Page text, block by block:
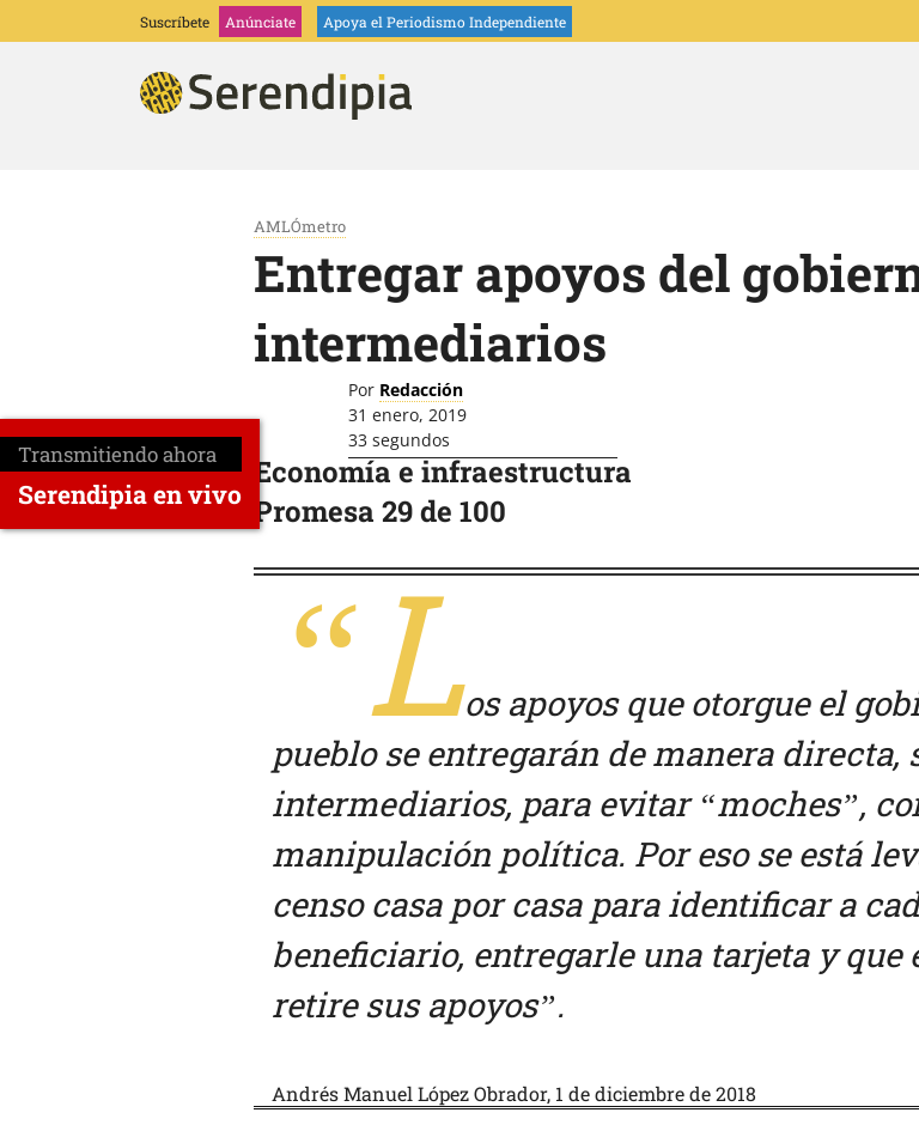
Suscríbete Anúnciate Apoya el Periodismo Independiente
AMLÓmetro
Entregar apoyos del
intermediarios
Por Redacción
31 enero, 2019
33 segundos
Economía e infraestructura
Promesa 29 de 100
“Los apoyos que otorgue el
pueblo se entregarán de manera directa,
intermediarios, para evitar “moches”,
manipulación política. Por eso se está
censo casa por casa para identificar a
beneficiario, entregarle una tarjeta y que
retire sus apoyos”.
Andrés Manuel López Obrador, 1 de diciembre de 2018
Transmitiendo ahora
Serendipia en vivo